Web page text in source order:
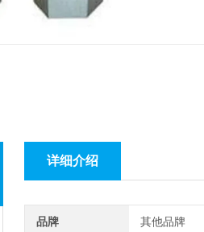
详细介绍
品牌 其他品牌